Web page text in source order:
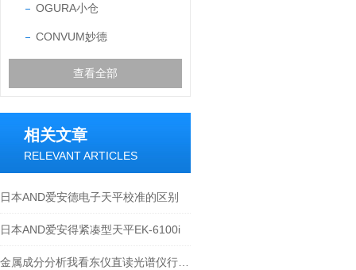
OGURA小仓
CONVUM妙德
查看全部
相关文章
RELEVANT ARTICLES
日本AND爱安德电子天平校准的区别
日本AND爱安得紧凑型天平EK-6100i